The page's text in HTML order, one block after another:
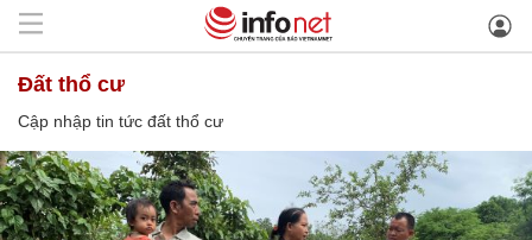
đất thổ cư
Cập nhập tin tức đất thổ cư